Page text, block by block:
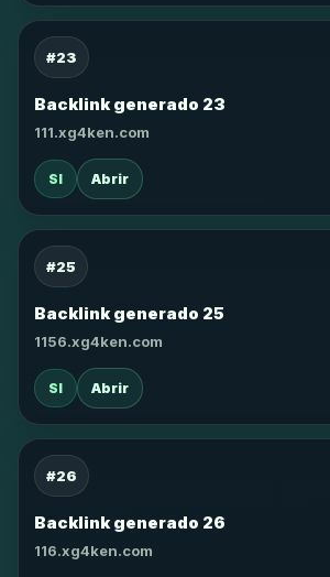
#23
Backlink generado 23
111.xg4ken.com
SI Abrir
#25
Backlink generado 25
1156.xg4ken.com
SI Abrir
#26
Backlink generado 26
116.xg4ken.com